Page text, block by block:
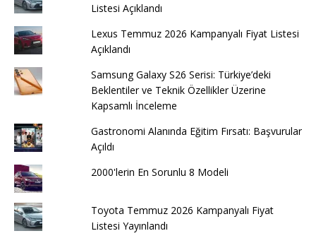
Listesi Açıklandı
Lexus Temmuz 2026 Kampanyalı Fiyat Listesi
Açıklandı
Samsung Galaxy S26 Serisi: Türkiye’deki
Beklentiler ve Teknik Özellikler Üzerine
Kapsamlı İnceleme
Gastronomi Alanında Eğitim Fırsatı: Başvurular
Açıldı
2000'lerin En Sorunlu 8 Modeli
Toyota Temmuz 2026 Kampanyalı Fiyat
Listesi Yayınlandı